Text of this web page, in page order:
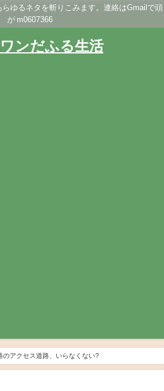
ゆるネタを斬りこみます。連絡はGmailで頭
が m0607366
ンだふる生活
のアクセス道路、いらなくない?